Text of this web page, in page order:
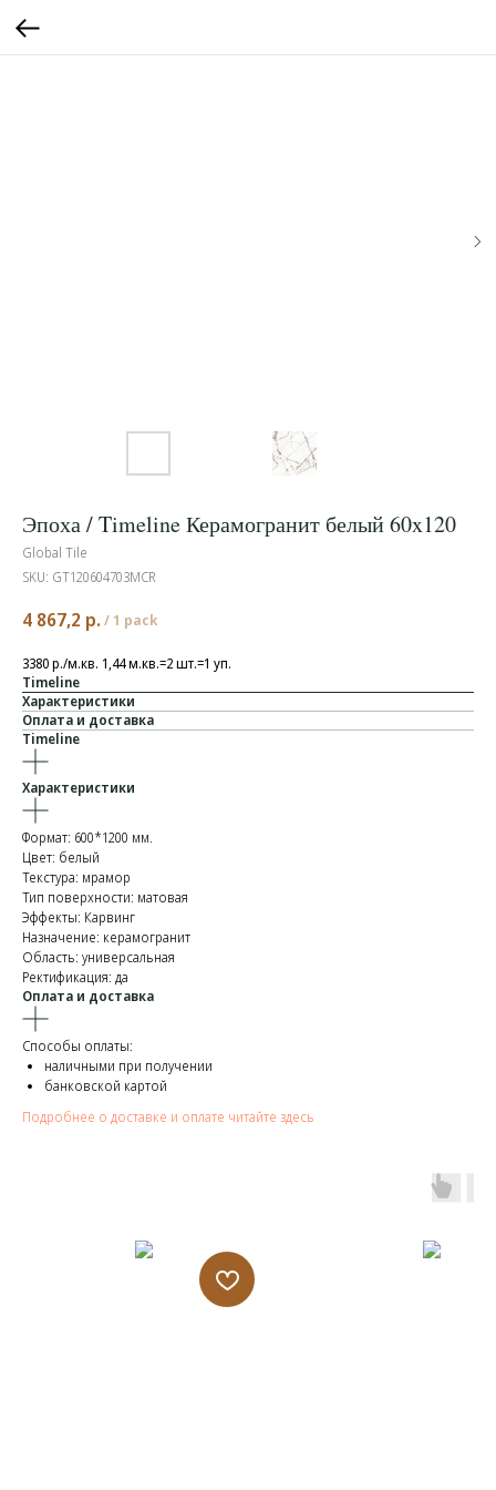
Эпоха / Timeline Керамогранит белый 60x120
Global Tile
SKU: GT120604703MCR
4 867,2 р./ 1 pack
3380 р./м.кв. 1,44 м.кв.=2 шт.=1 уп.
Timeline
Характеристики
Оплата и доставка
Timeline
Характеристики
Формат: 600*1200 мм.
Цвет: белый
Текстура: мрамор
Тип поверхности: матовая
Эффекты: Карвинг
Назначение: керамогранит
Область: универсальная
Ректификация: да
Оплата и доставка
Способы оплаты:
наличными при получении
банковской картой
Подробнее о доставке и оплате читайте здесь